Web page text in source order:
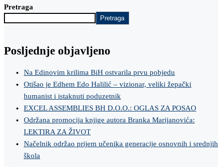
Pretraga
Pretraga
Posljednje objavljeno
Na Edinovim krilima BiH ostvarila prvu pobjedu
Otišao je Edhem Edo Halilić – vizionar, veliki žepački
humanist i istaknuti poduzetnik
EXCEL ASSEMBLIES BH D.O.O.: OGLAS ZA POSAO
Održana promocija knjige autora Branka Marijanovića:
LEKTIRA ZA ŽIVOT
Načelnik održao prijem učenika generacije osnovnih i srednjih
škola